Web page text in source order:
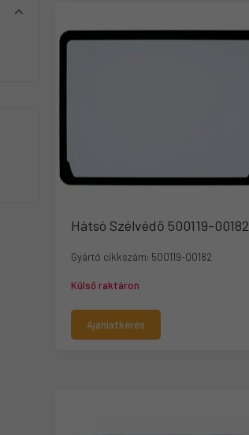
Hátsó Szélvédő 500119-00182
Gyártó cikkszám: 500119-00182
Külső raktáron
Ajánlatkérés